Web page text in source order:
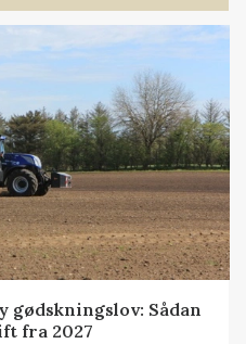
gødskningslov: Sådan
fra 2027